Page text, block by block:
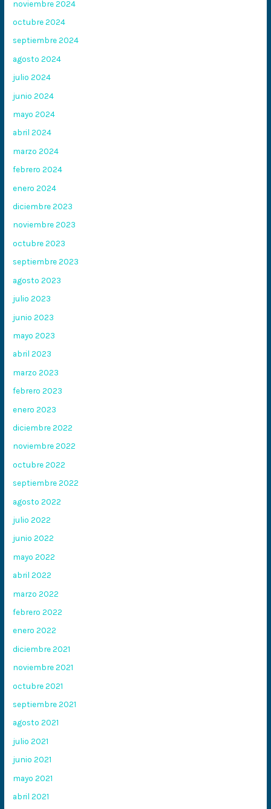
noviembre 2024
octubre 2024
septiembre 2024
agosto 2024
julio 2024
junio 2024
mayo 2024
abril 2024
marzo 2024
febrero 2024
enero 2024
diciembre 2023
noviembre 2023
octubre 2023
septiembre 2023
agosto 2023
julio 2023
junio 2023
mayo 2023
abril 2023
marzo 2023
febrero 2023
enero 2023
diciembre 2022
noviembre 2022
octubre 2022
septiembre 2022
agosto 2022
julio 2022
junio 2022
mayo 2022
abril 2022
marzo 2022
febrero 2022
enero 2022
diciembre 2021
noviembre 2021
octubre 2021
septiembre 2021
agosto 2021
julio 2021
junio 2021
mayo 2021
abril 2021